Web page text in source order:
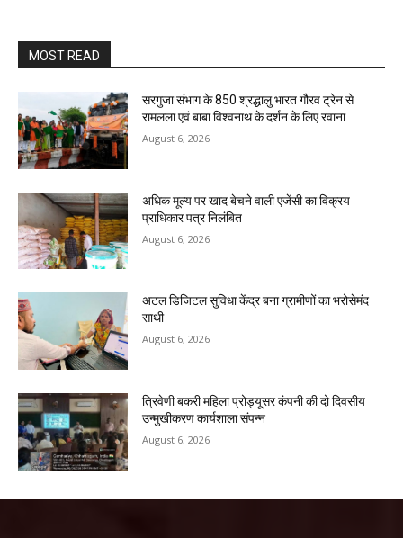
MOST READ
सरगुजा संभाग के 850 श्रद्धालु भारत गौरव ट्रेन से
रामलला एवं बाबा विश्वनाथ के दर्शन के लिए रवाना
August 6, 2026
अधिक मूल्य पर खाद बेचने वाली एजेंसी का विक्रय
प्राधिकार पत्र निलंबित
August 6, 2026
अटल डिजिटल सुविधा केंद्र बना ग्रामीणों का भरोसेमंद
साथी
August 6, 2026
त्रिवेणी बकरी महिला प्रोड्यूसर कंपनी की दो दिवसीय
उन्मुखीकरण कार्यशाला संपन्न
August 6, 2026